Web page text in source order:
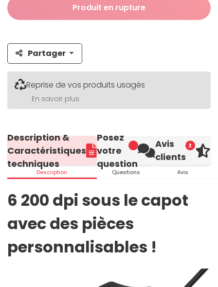
Produit en rupture
Partager
Reprise de vos produits usagés
En savoir plus
Description &
Caractéristiques
techniques
Description
Posez
votre
question
Questions
2
Avis
clients
Avis
6 200 dpi sous le capot
avec des pièces
personnalisables !